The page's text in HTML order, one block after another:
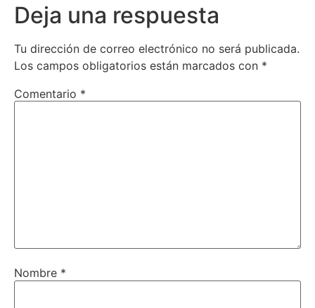
Deja una respuesta
Tu dirección de correo electrónico no será publicada.
Los campos obligatorios están marcados con *
Comentario *
Nombre *